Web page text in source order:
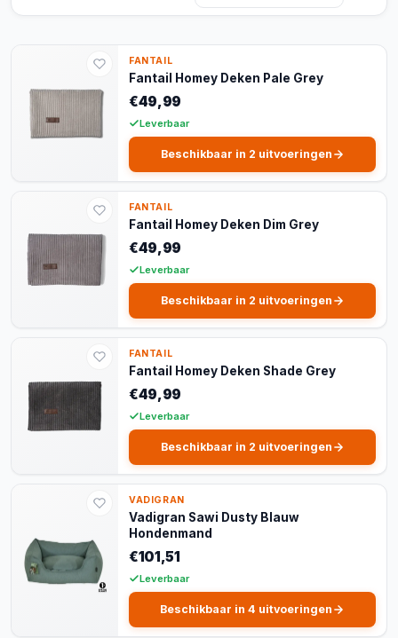
FANTAIL
Fantail Homey Deken Pale Grey
€49,99
Leverbaar
Beschikbaar in 2 uitvoeringen
FANTAIL
Fantail Homey Deken Dim Grey
€49,99
Leverbaar
Beschikbaar in 2 uitvoeringen
FANTAIL
Fantail Homey Deken Shade Grey
€49,99
Leverbaar
Beschikbaar in 2 uitvoeringen
VADIGRAN
Vadigran Sawi Dusty Blauw
Hondenmand
€101,51
Leverbaar
Beschikbaar in 4 uitvoeringen